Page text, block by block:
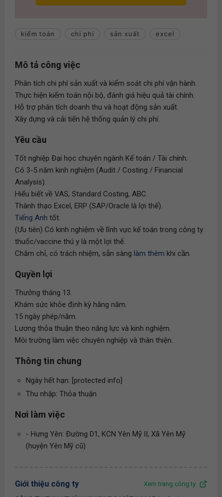
kiểm toán chi phí sản xuất excel
Mô tả công việc
Phân tích chi phí sản xuất và kiểm soát chi phí vận hành.
Thực hiện kiểm toán nội bộ, đánh giá hiệu quả tài chính.
Hỗ trợ phân tích doanh thu và hoạt động sản xuất.
Xây dựng và cải tiến hệ thống quản lý chi phí.
Yêu cầu
Tốt nghiệp Đại học chuyên ngành Kế toán / Tài chính.
Có 3-5 năm kinh nghiệm (Audit / Costing / Financial
Analysis).
Hiểu biết về VAS, Standard Costing, ABC.
Thành thạo Excel, ERP (SAP/Oracle là lợi thế).
Tiếng Anh tốt.
(Ưu tiên) Có kinh nghiệm về lĩnh vực kế toán trong công ty
thuốc/vaccine thú y là một lợi thế.
Chăm chỉ, có trách nhiệm, sẵn sàng làm thêm khi cần.
Quyền lợi
Thưởng tháng 13.
Khám sức khỏe định kỳ hằng năm.
15 ngày phép/năm.
Lương thỏa thuận theo năng lực và kinh nghiệm.
Môi trường làm việc chuyên nghiệp và thân thiện.
Thông tin chung
Ngày hết hạn: [protected info]
Thu nhập: Thỏa thuận
Nơi làm việc
- Hưng Yên: Đường D1, KCN Yên Mỹ II, Xã Yên Mỹ
(huyện Yên Mỹ cũ)
Giới thiệu công ty Xem trang công ty